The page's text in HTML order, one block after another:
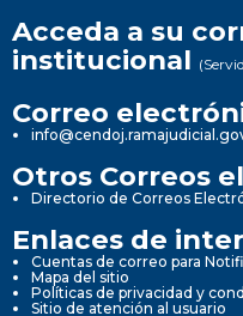
Acceda a su
institucional
Correo
Otros Correos
Directorio de Correos
Enlaces de
Cuentas de correo para
Mapa del sitio
Políticas de privacidad y
Sitio de atención al usuario